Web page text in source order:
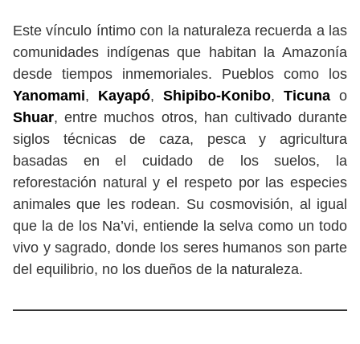
Este vínculo íntimo con la naturaleza recuerda a las
comunidades indígenas que habitan la Amazonía
desde tiempos inmemoriales. Pueblos como los
Yanomami, Kayapó, Shipibo-Konibo, Ticuna o
Shuar, entre muchos otros, han cultivado durante
siglos técnicas de caza, pesca y agricultura
basadas en el cuidado de los suelos, la
reforestación natural y el respeto por las especies
animales que les rodean. Su cosmovisión, al igual
que la de los Na’vi, entiende la selva como un todo
vivo y sagrado, donde los seres humanos son parte
del equilibrio, no los dueños de la naturaleza.